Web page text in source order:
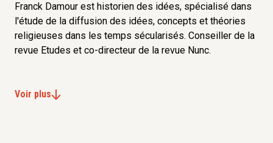
Franck Damour est historien des idées, spécialisé dans
l'étude de la diffusion des idées, concepts et théories
religieuses dans les temps sécularisés. Conseiller de la
revue Etudes et co-directeur de la revue Nunc.
Voir plus